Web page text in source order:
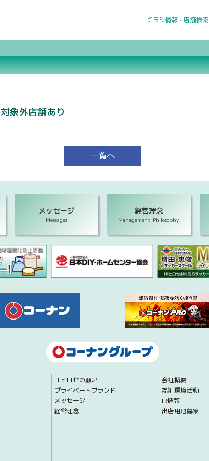
チラシ情報・店舗検索
象外店舗あり
一覧へ
メッセージ
Messages
経営理念
Management Philosophy
HIヒロセの願い
プライベートブランド
メッセージ
経営理念
会社概要
福祉環境活動
IR情報
出店用地募集